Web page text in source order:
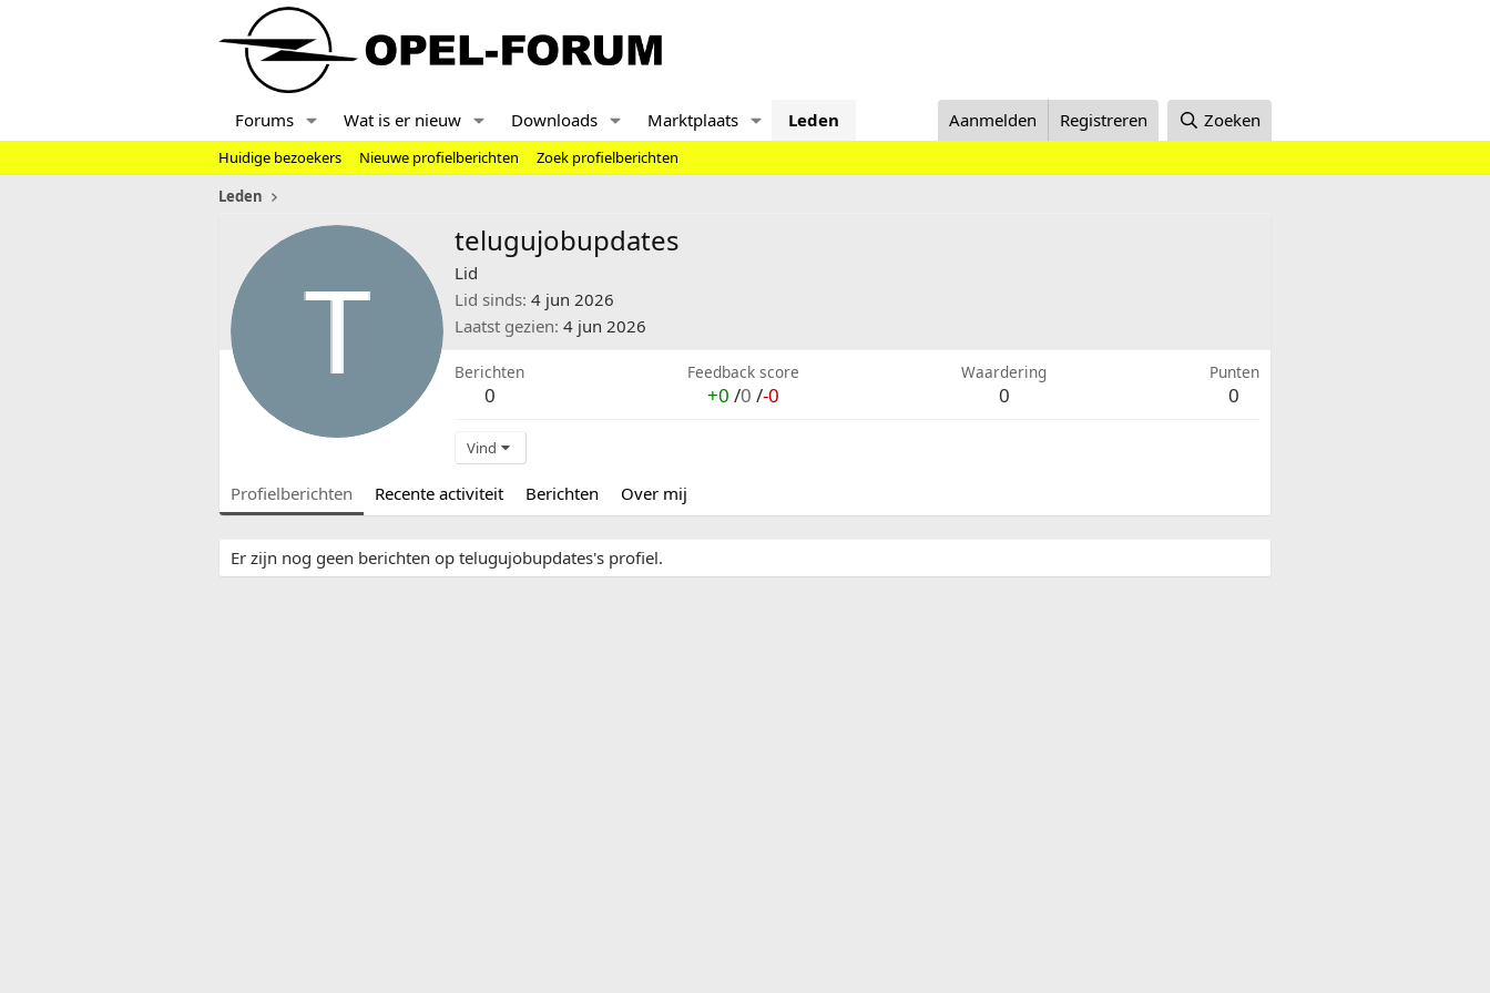
Forums Wat is er nieuw Downloads Marktplaats Leden Aanmelden Registreren Zoeken
Huidige bezoekers Nieuwe profielberichten
Zoek profielberichten
Leden
telugujobupdates
Lid
Lid sinds 4 jun 2026
Laatst gezien 4 jun 2026
Berichten
0
Feedback score
+0 /0 /-0
Waardering
0
Punten
0
Vind
Profielberichten Recente activiteit Berichten Over mij
Er zijn nog geen berichten op telugujobupdates's profiel.